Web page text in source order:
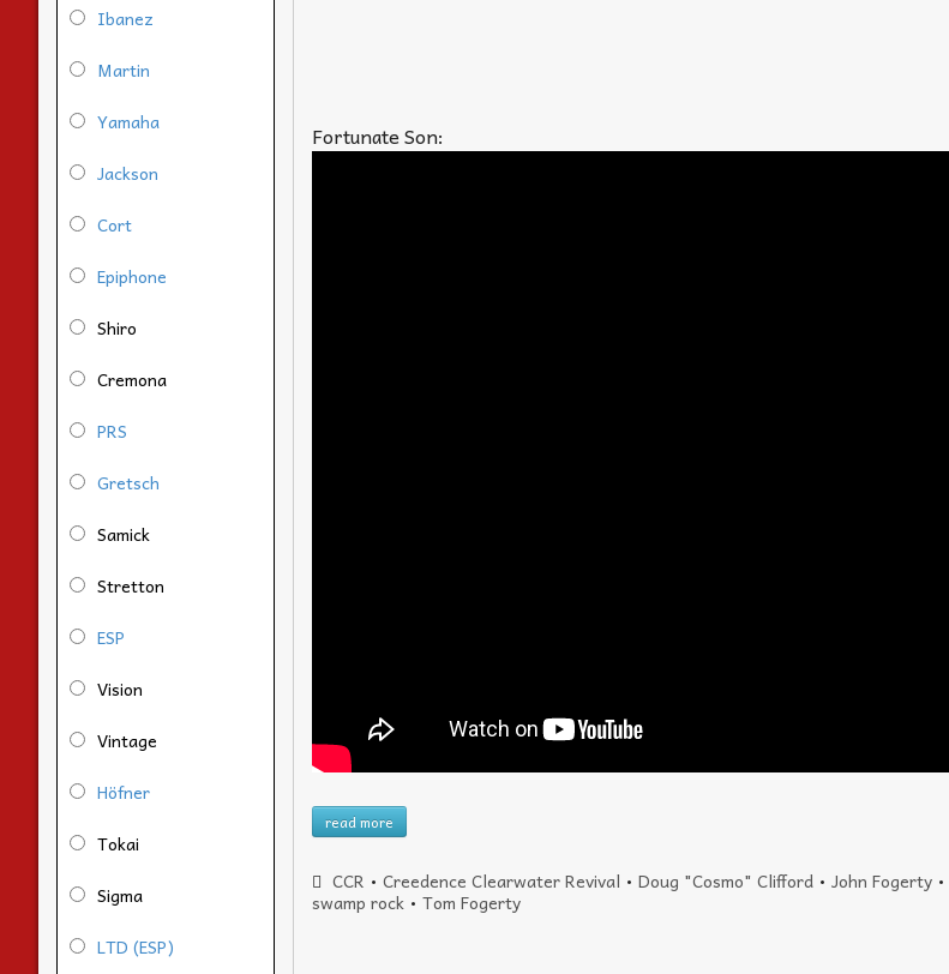
Fortunate Son:
read more
CCR • Creedence Clearwater Revival • Doug "Cosmo" Clifford• John Fogerty•
swamp rock •Tom Fogerty
Ibanez
Martin
Yamaha
Jackson
Cort
Epiphone
Shiro
Cremona
PRS
Gretsch
Samick
Stretton
ESP
Vision
Vintage
Höfner
Tokai
Sigma
LTD (ESP)